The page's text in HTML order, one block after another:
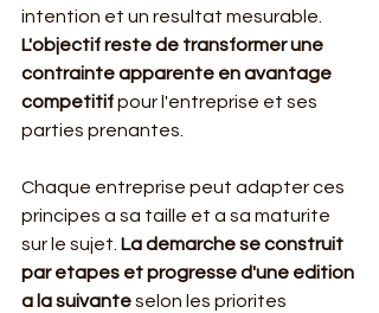
intention et un resultat mesurable.
L'objectif reste de transformer une
contrainte apparente en avantage
competitif pour l'entreprise et ses
parties prenantes.
Chaque entreprise peut adapter ces
principes a sa taille et a sa maturite
sur le sujet. La demarche se construit
par etapes et progresse d'une edition
a la suivante selon les priorites